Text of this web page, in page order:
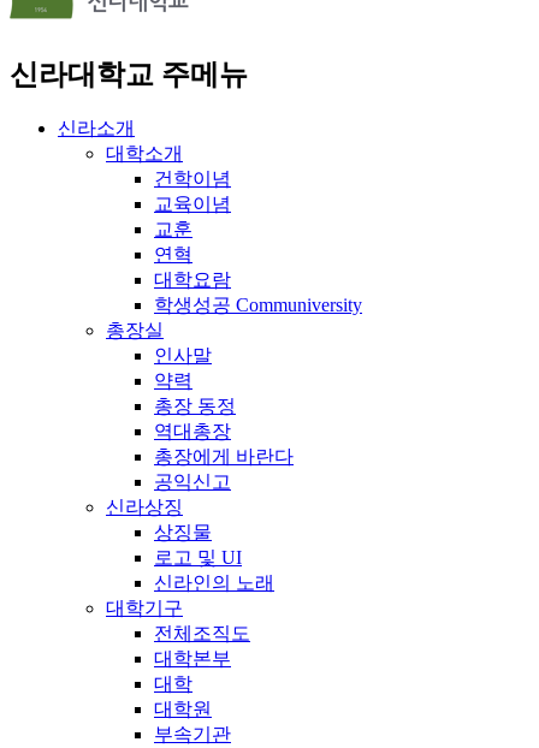
신라대학교 주메뉴
신라소개
대학소개
건학이념
교육이념
교훈
연혁
대학요람
학생성공 Communiversity
총장실
인사말
약력
총장 동정
역대총장
총장에게 바란다
공익신고
신라상징
상징물
로고 및 UI
신라인의 노래
대학기구
전체조직도
대학본부
대학
대학원
부속기관